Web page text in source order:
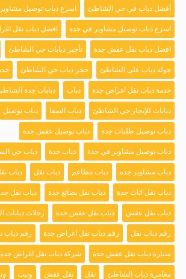
أفضل دباب في حي الشاطئ اسرع دباب توصيل مشاوير
اسرع دباب توصيل مشاوير في جدة افضل دباب نقل
افضل دباب نقل عفش جدة تأجير دبابات حي الشاطئ
جولة دباب على الشاطئ حجز دباب حي الشاطئ
خدمة دباب نقل اغراض جدة دباب دبابات جدة
دبابات للإيجار حي الشاطئ دباب الصفا دباب توصيل
دباب توصيل طلبات جدة دباب توصيل عفش جدة
دباب توصيل مشاوير في جدة دباب جدة دباب حي
دباب مشاوير جدة دباب مطاعم دباب نقل دباب
دباب نقل اثاث جدة دباب نقل بضائع جدة دباب نقل
دباب نقل عفش دباب نقل عفش جدة رحلات دبابات
رقم دباب نقل رقم دباب نقل اغراض جدة رقم
سيارة دباب نقل عفش جدة شركة دباب نقل اغراض جدة
مغامرة دباب الشاطئ نقل نقل عفش ونيت